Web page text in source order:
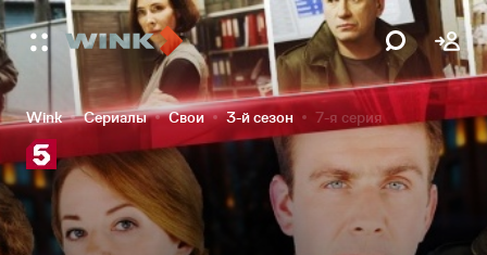
Wink Сериалы Свои 3-й сезон 7-я серия